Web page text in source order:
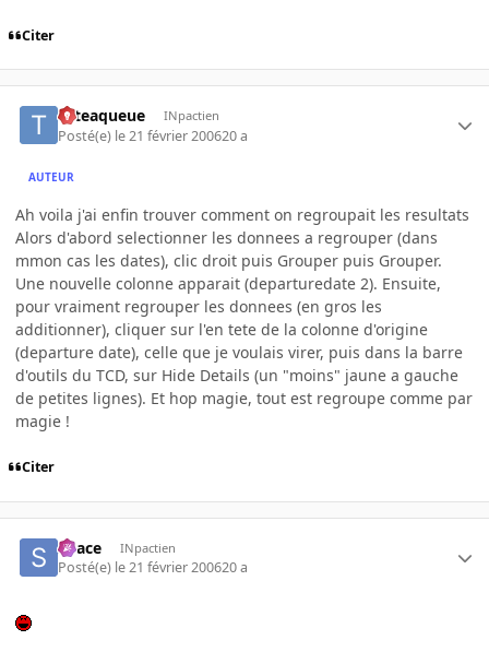
Citer
Teteaqueue INpactien
Posté(e) le 21 février 200620 a
AUTEUR
Ah voila j'ai enfin trouver comment on regroupait les resultats
Alors d'abord selectionner les donnees a regrouper (dans
mmon cas les dates), clic droit puis Grouper puis Grouper.
Une nouvelle colonne apparait (departuredate 2). Ensuite,
pour vraiment regrouper les donnees (en gros les
additionner), cliquer sur l'en tete de la colonne d'origine
(departure date), celle que je voulais virer, puis dans la barre
d'outils du TCD, sur Hide Details (un "moins" jaune a gauche
de petites lignes). Et hop magie, tout est regroupe comme par
magie !
Citer
Space INpactien
Posté(e) le 21 février 200620 a